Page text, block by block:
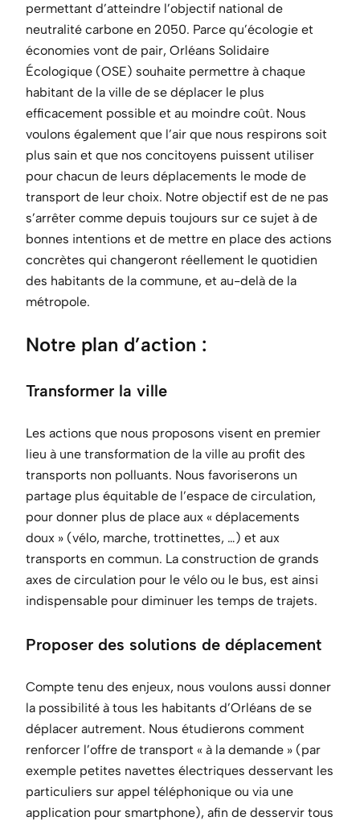
permettant d’atteindre l’objectif national de
neutralité carbone en 2050. Parce qu’écologie et
économies vont de pair, Orléans Solidaire
Écologique (OSE) souhaite permettre à chaque
habitant de la ville de se déplacer le plus
efficacement possible et au moindre coût. Nous
voulons également que l’air que nous respirons soit
plus sain et que nos concitoyens puissent utiliser
pour chacun de leurs déplacements le mode de
transport de leur choix. Notre objectif est de ne pas
s’arrêter comme depuis toujours sur ce sujet à de
bonnes intentions et de mettre en place des actions
concrètes qui changeront réellement le quotidien
des habitants de la commune, et au-delà de la
métropole.
Notre plan d’action :
Transformer la ville
Les actions que nous proposons visent en premier
lieu à une transformation de la ville au profit des
transports non polluants. Nous favoriserons un
partage plus équitable de l’espace de circulation,
pour donner plus de place aux « déplacements
doux » (vélo, marche, trottinettes, …) et aux
transports en commun. La construction de grands
axes de circulation pour le vélo ou le bus, est ainsi
indispensable pour diminuer les temps de trajets.
Proposer des solutions de déplacement
Compte tenu des enjeux, nous voulons aussi donner
la possibilité à tous les habitants d’Orléans de se
déplacer autrement. Nous étudierons comment
renforcer l’offre de transport « à la demande » (par
exemple petites navettes électriques desservant les
particuliers sur appel téléphonique ou via une
application pour smartphone), afin de desservir tous